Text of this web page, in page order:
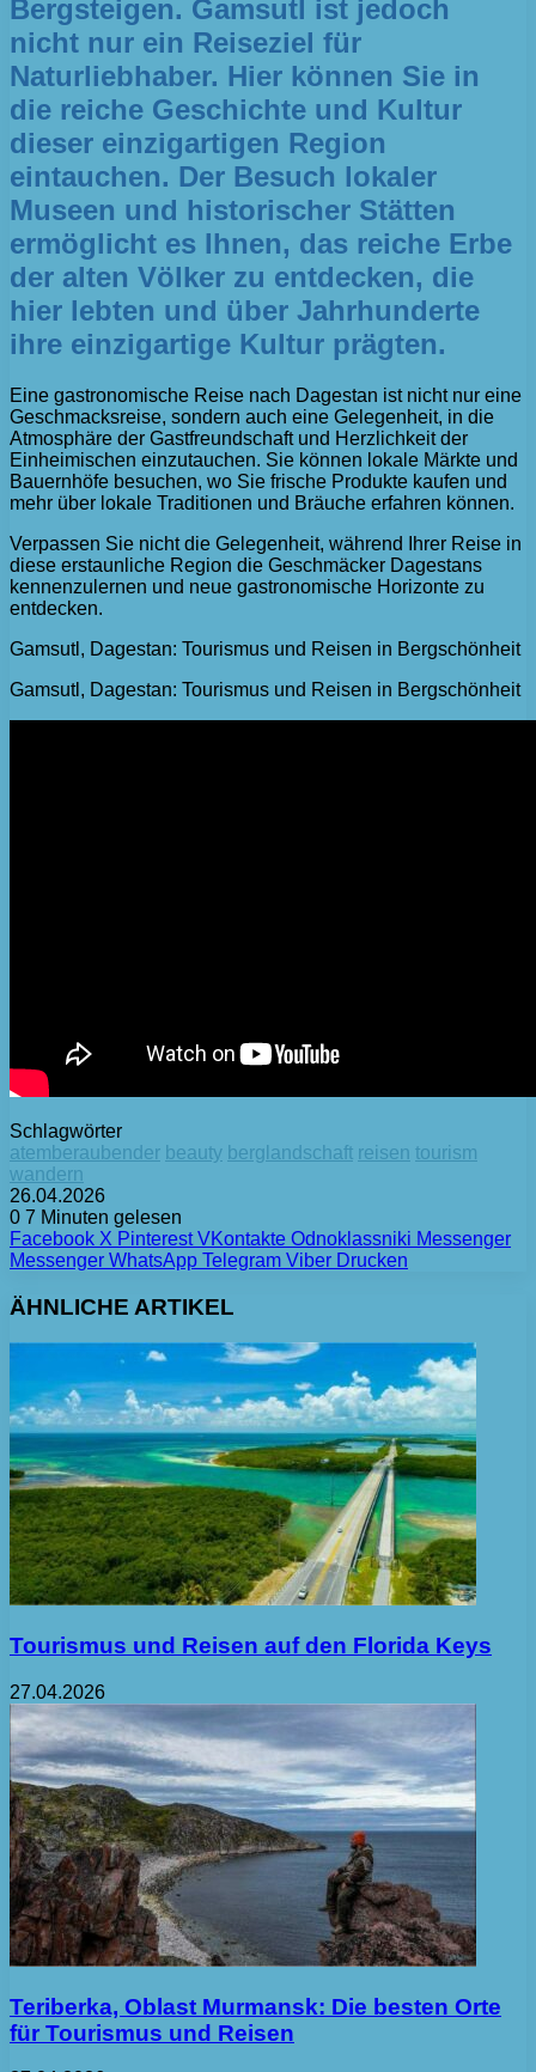
Bergsteigen. Gamsutl ist jedoch
nicht nur ein Reiseziel für
Naturliebhaber. Hier können Sie in
die reiche Geschichte und Kultur
dieser einzigartigen Region
eintauchen. Der Besuch lokaler
Museen und historischer Stätten
ermöglicht es Ihnen, das reiche Erbe
der alten Völker zu entdecken, die
hier lebten und über Jahrhunderte
ihre einzigartige Kultur prägten.
Eine gastronomische Reise nach Dagestan ist nicht nur eine
Geschmacksreise, sondern auch eine Gelegenheit, in die
Atmosphäre der Gastfreundschaft und Herzlichkeit der
Einheimischen einzutauchen. Sie können lokale Märkte und
Bauernhöfe besuchen, wo Sie frische Produkte kaufen und
mehr über lokale Traditionen und Bräuche erfahren können.
Verpassen Sie nicht die Gelegenheit, während Ihrer Reise in
diese erstaunliche Region die Geschmäcker Dagestans
kennenzulernen und neue gastronomische Horizonte zu
entdecken.
Gamsutl, Dagestan: Tourismus und Reisen in Bergschönheit
Gamsutl, Dagestan: Tourismus und Reisen in Bergschönheit
Schlagwörter
atemberaubender beauty berglandschaft reisen tourism
wandern
26.04.2026
0 7 Minuten gelesen
Facebook X Pinterest VKontakte Odnoklassniki Messenger
Messenger WhatsApp Telegram Viber Drucken
ÄHNLICHE ARTIKEL
Tourismus und Reisen auf den Florida Keys
27.04.2026
Teriberka, Oblast Murmansk: Die besten Orte
für Tourismus und Reisen